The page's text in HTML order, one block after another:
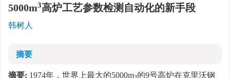
5000m3高炉工艺参数检测自动化的新手段
韩树人
摘要
摘要: 1974年，世界上最大的5000m 的9号高炉在克里沃钢